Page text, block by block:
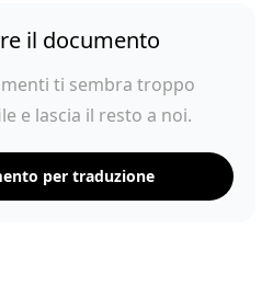
il documento
ti sembra troppo
e lascia il resto a noi.
per traduzione